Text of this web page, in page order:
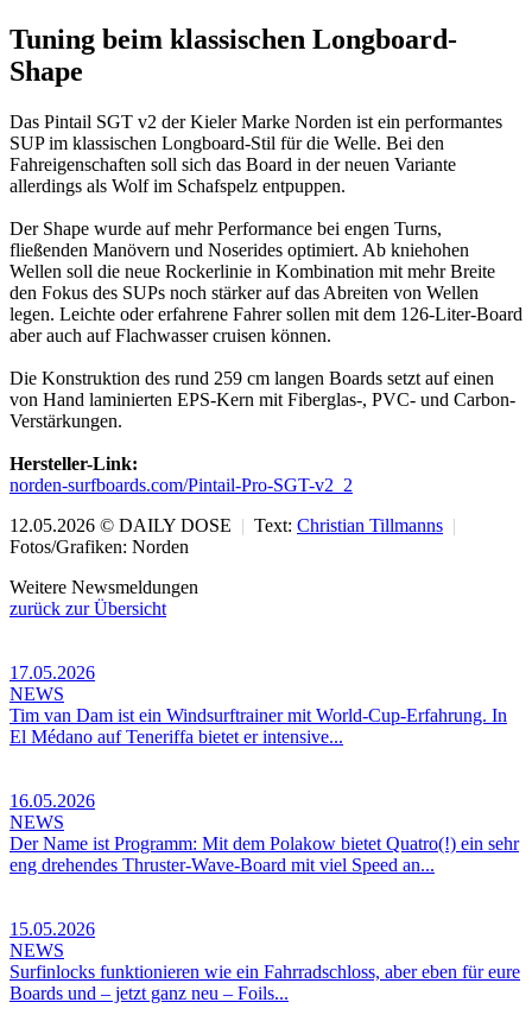
Tuning beim klassischen Longboard-
Shape
Das Pintail SGT v2 der Kieler Marke Norden ist ein performantes
SUP im klassischen Longboard-Stil für die Welle. Bei den
Fahreigenschaften soll sich das Board in der neuen Variante
allerdings als Wolf im Schafspelz entpuppen.
Der Shape wurde auf mehr Performance bei engen Turns,
fließenden Manövern und Noserides optimiert. Ab kniehohen
Wellen soll die neue Rockerlinie in Kombination mit mehr Breite
den Fokus des SUPs noch stärker auf das Abreiten von Wellen
legen. Leichte oder erfahrene Fahrer sollen mit dem 126-Liter-Board
aber auch auf Flachwasser cruisen können.
Die Konstruktion des rund 259 cm langen Boards setzt auf einen
von Hand laminierten EPS-Kern mit Fiberglas-, PVC- und Carbon-
Verstärkungen.
Hersteller-Link:
norden-surfboards.com/Pintail-Pro-SGT-v2_2
12.05.2026 © DAILY DOSE | Text: Christian Tillmanns |
Fotos/Grafiken: Norden
Weitere Newsmeldungen
zurück zur Übersicht
17.05.2026
NEWS
Tim van Dam ist ein Windsurftrainer mit World-Cup-Erfahrung. In
El Médano auf Teneriffa bietet er intensive...
16.05.2026
NEWS
Der Name ist Programm: Mit dem Polakow bietet Quatro(!) ein sehr
eng drehendes Thruster-Wave-Board mit viel Speed an...
15.05.2026
NEWS
Surfinlocks funktionieren wie ein Fahrradschloss, aber eben für eure
Boards und – jetzt ganz neu – Foils...